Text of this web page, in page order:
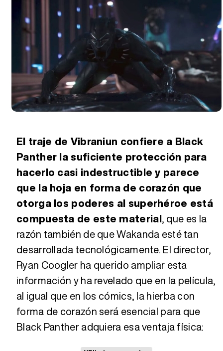
El traje de Vibraniun confiere a Black
Panther la suficiente protección para
hacerlo casi indestructible y parece
que la hoja en forma de corazón que
otorga los poderes al superhéroe está
compuesta de este material, que es la
razón también de que Wakanda esté tan
desarrollada tecnológicamente. El director,
Ryan Coogler ha querido ampliar esta
información y ha revelado que en la película,
al igual que en los cómics, la hierba con
forma de corazón será esencial para que
Black Panther adquiera esa ventaja física: